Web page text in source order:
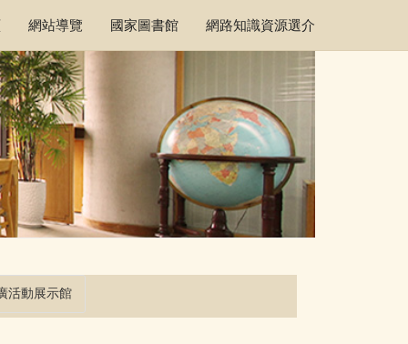
網站導覽 國家圖書館 網路知識資源選介
活動展示館